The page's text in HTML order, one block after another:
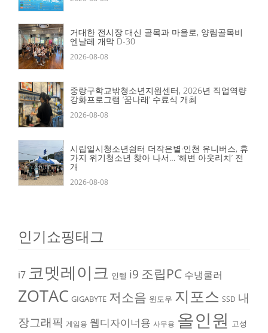
거대한 전시장 대신 골목과 마을로, 양림골목비
엔날레 개막 D-30
2026-08-08
중랑구학교밖청소년지원센터, 2026년 직업역량
강화프로그램 ‘꿈나래’ 수료식 개최
2026-08-08
시립일시청소년쉼터 더작은별·인천 유니버스, 휴
가지 위기청소년 찾아 나서… ‘해변 아웃리치’ 전
개
2026-08-08
인기쇼핑태그
i7 코멧레이크 인텔 i9 조립PC 수냉쿨러
ZOTAC GIGABYTE 저소음 윈도우 지포스 SSD 내
장그래픽 게임용 웹디자이너용 사무용 올인원 고성